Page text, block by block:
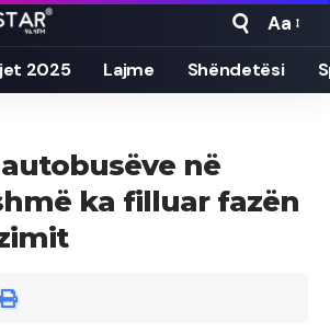
Font
Resizer
Aa
2025 Lajme Shëndetësi
në
ka filluar fazën